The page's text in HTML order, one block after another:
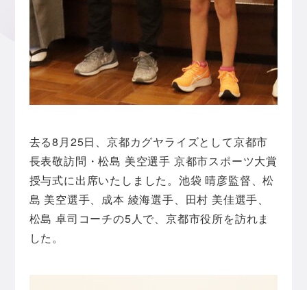
去る8月25日、京都カグヤライズとして京都市
長表敬訪問・松島 美空選手 京都市スポーツ大賞
授与式に出席いたしました。池袋 晴彦監督、松
島 美空選手、成本 綾海選手、田村 美佳選手、
松島 卓司コーチの5人で、京都市役所を訪れま
した。